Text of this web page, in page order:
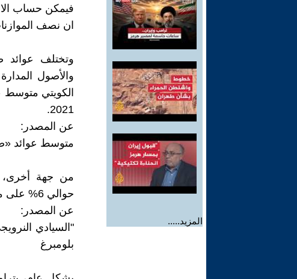
المزيد.....
فيمكن حساب
ان نصف الموازنات تساوي
وتختلف عوائد
والأصول
2021.
عن المصدر:
متوسط عوائد
من جهة أخرى،
حوالي 6% على مدى 25 عامًا منذ تأسيسه.
عن المصدر:
"السيادي
بلومبرغ